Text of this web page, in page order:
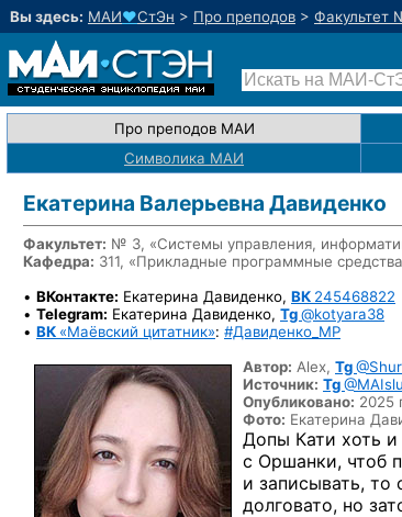
Вы здесь: МАИ♥СтЭн > Про преподов > Факультет
Про преподов МАИ
Символика МАИ
Екатерина Валерьевна Давиденко
Факультет: № 3, «Системы управления,
Кафедра: 311, «Прикладные программные
• ВКонтакте: Екатерина Давиденко, ВК 245468822
• Telegram: Екатерина Давиденко, Tg@kotyara38
• ВК «Маёвский цитатник»: #Давиденко_MP
Автор: Alex, Tg
Источник: Tg
Опубликовано: 2025
Фото: Екатерина
Допы Кати хоть и
с Оршанки, чтоб
и записывать,
долговато, но